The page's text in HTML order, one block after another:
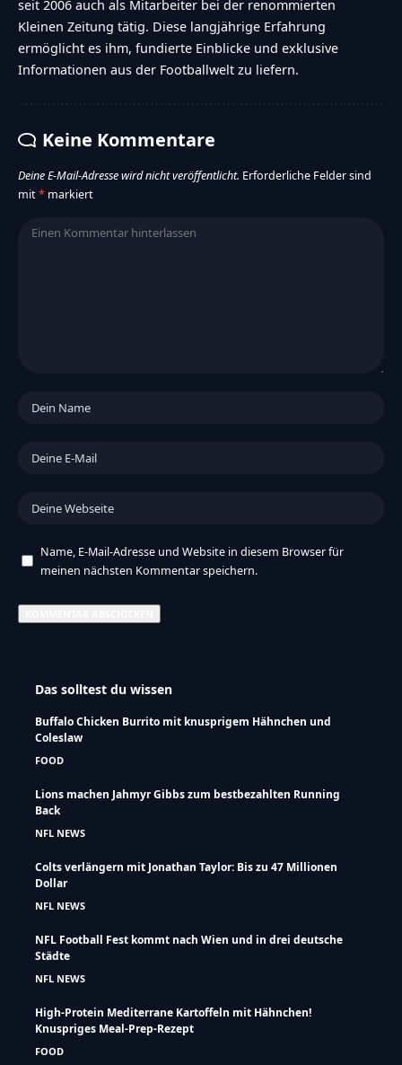
seit 2006 auch als Mitarbeiter bei der renommierten
Kleinen Zeitung tätig. Diese langjährige Erfahrung
ermöglicht es ihm, fundierte Einblicke und exklusive
Informationen aus der Footballwelt zu liefern.
Keine Kommentare
Deine E-Mail-Adresse wird nicht veröffentlicht. Erforderliche Felder sind
mit* markiert
Name, E-Mail-Adresse und Website in diesem Browser für
meinen nächsten Kommentar speichern.
Das solltest du wissen
Buffalo Chicken Burrito mit knusprigem Hähnchen und
Coleslaw
FOOD
Lions machen Jahmyr Gibbs zum bestbezahlten Running
Back
NFL NEWS
Colts verlängern mit Jonathan Taylor: Bis zu 47 Millionen
Dollar
NFL NEWS
NFL Football Fest kommt nach Wien und in drei deutsche
Städte
NFL NEWS
High-Protein Mediterrane Kartoffeln mit Hähnchen!
Knuspriges Meal-Prep-Rezept
FOOD